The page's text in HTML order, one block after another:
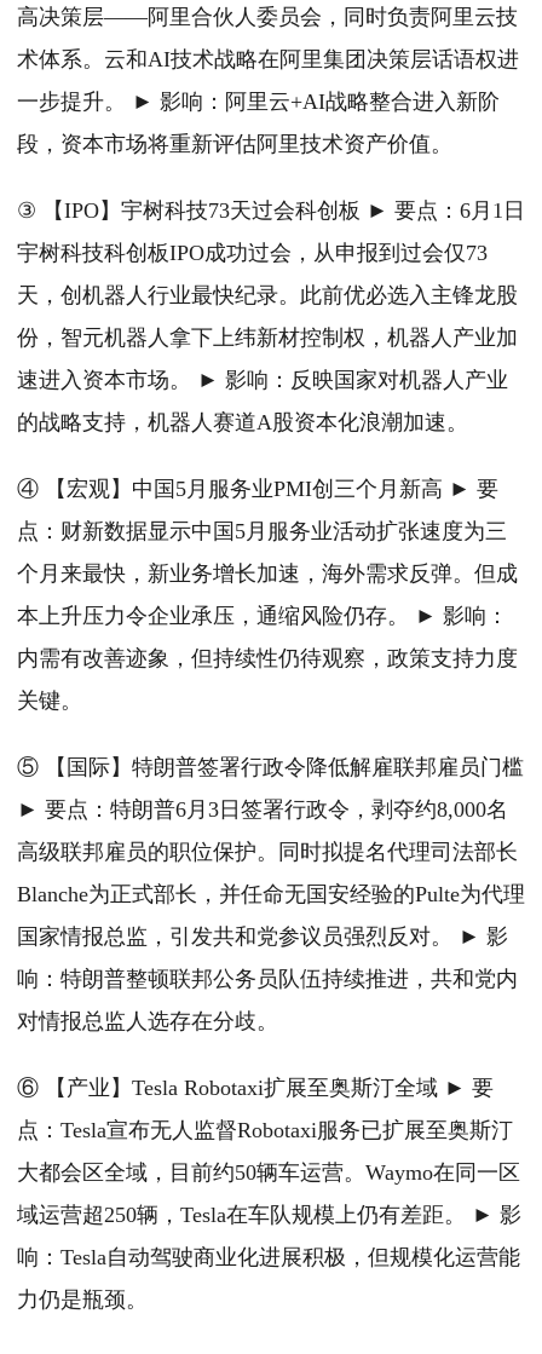
高决策层——阿里合伙人委员会，同时负责阿里云技
术体系。云和AI技术战略在阿里集团决策层话语权进
一步提升。 ► 影响：阿里云+AI战略整合进入新阶
段，资本市场将重新评估阿里技术资产价值。
③ 【IPO】宇树科技73天过会科创板 ► 要点：6月1日
宇树科技科创板IPO成功过会，从申报到过会仅73
天，创机器人行业最快纪录。此前优必选入主锋龙股
份，智元机器人拿下上纬新材控制权，机器人产业加
速进入资本市场。 ► 影响：反映国家对机器人产业
的战略支持，机器人赛道A股资本化浪潮加速。
④ 【宏观】中国5月服务业PMI创三个月新高 ► 要
点：财新数据显示中国5月服务业活动扩张速度为三
个月来最快，新业务增长加速，海外需求反弹。但成
本上升压力令企业承压，通缩风险仍存。 ► 影响：
内需有改善迹象，但持续性仍待观察，政策支持力度
关键。
⑤ 【国际】特朗普签署行政令降低解雇联邦雇员门槛
► 要点：特朗普6月3日签署行政令，剥夺约8,000名
高级联邦雇员的职位保护。同时拟提名代理司法部长
Blanche为正式部长，并任命无国安经验的Pulte为代理
国家情报总监，引发共和党参议员强烈反对。 ► 影
响：特朗普整顿联邦公务员队伍持续推进，共和党内
对情报总监人选存在分歧。
⑥ 【产业】Tesla Robotaxi扩展至奥斯汀全域 ► 要
点：Tesla宣布无人监督Robotaxi服务已扩展至奥斯汀
大都会区全域，目前约50辆车运营。Waymo在同一区
域运营超250辆，Tesla在车队规模上仍有差距。 ► 影
响：Tesla自动驾驶商业化进展积极，但规模化运营能
力仍是瓶颈。